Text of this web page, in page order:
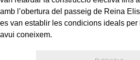
amb l’obertura del passeig de Reina
es van establir les condicions ideals per
avui coneixem.